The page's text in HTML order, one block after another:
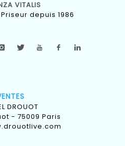
VITALIS
depuis 1986
DROUOT
- 75009 Paris